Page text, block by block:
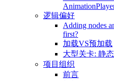
逻辑偏好
Adding nodes
first?
加载VS预加载
大型关卡: 静
项目组织
前言